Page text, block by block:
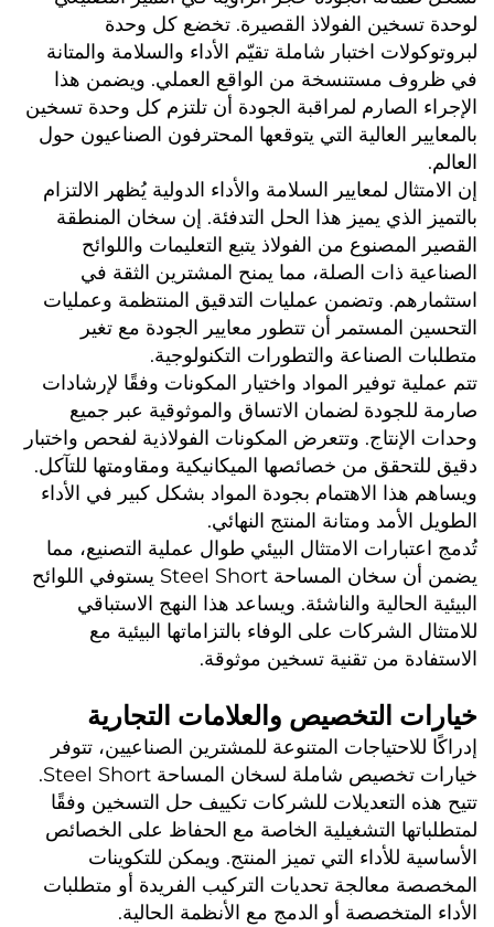
لوحدة تسخين الفولاذ القصيرة. تخضع كل وحدة
لبروتوكولات اختبار شاملة تقيّم الأداء والسلامة والمتانة
في ظروف مستنسخة من الواقع العملي. ويضمن هذا
الإجراء الصارم لمراقبة الجودة أن تلتزم كل وحدة تسخين
بالمعايير العالية التي يتوقعها المحترفون الصناعيون حول
العالم.
إن الامتثال لمعايير السلامة والأداء الدولية يُظهر الالتزام
بالتميز الذي يميز هذا الحل التدفئة. إن سخان المنطقة
القصير المصنوع من الفولاذ يتبع التعليمات واللوائح
الصناعية ذات الصلة، مما يمنح المشترين الثقة في
استثمارهم. وتضمن عمليات التدقيق المنتظمة وعمليات
التحسين المستمر أن تتطور معايير الجودة مع تغير
متطلبات الصناعة والتطورات التكنولوجية.
تتم عملية توفير المواد واختيار المكونات وفقًا لإرشادات
صارمة للجودة لضمان الاتساق والموثوقية عبر جميع
وحدات الإنتاج. وتتعرض المكونات الفولاذية لفحص واختبار
دقيق للتحقق من خصائصها الميكانيكية ومقاومتها للتآكل.
ويساهم هذا الاهتمام بجودة المواد بشكل كبير في الأداء
الطويل الأمد ومتانة المنتج النهائي.
تُدمج اعتبارات الامتثال البيئي طوال عملية التصنيع، مما
يضمن أن سخان المساحة Steel Short يستوفي اللوائح
البيئية الحالية والناشئة. ويساعد هذا النهج الاستباقي
للامتثال الشركات على الوفاء بالتزاماتها البيئية مع
الاستفادة من تقنية تسخين موثوقة.
خيارات التخصيص والعلامات التجارية
إدراكًا للاحتياجات المتنوعة للمشترين الصناعيين، تتوفر
خيارات تخصيص شاملة لسخان المساحة Steel Short.
تتيح هذه التعديلات للشركات تكييف حل التسخين وفقًا
لمتطلباتها التشغيلية الخاصة مع الحفاظ على الخصائص
الأساسية للأداء التي تميز المنتج. ويمكن للتكوينات
المخصصة معالجة تحديات التركيب الفريدة أو متطلبات
الأداء المتخصصة أو الدمج مع الأنظمة الحالية.